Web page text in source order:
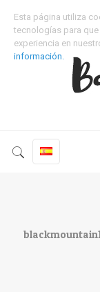
Esta página utiliza
tecnologías para
experiencia en
información.